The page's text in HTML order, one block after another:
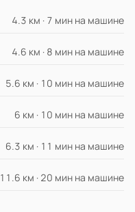
4.3 км · 7 мин на машине
4.6 км · 8 мин на машине
5.6 км · 10 мин на машине
6 км · 10 мин на машине
6.3 км · 11 мин на машине
11.6 км · 20 мин на машине